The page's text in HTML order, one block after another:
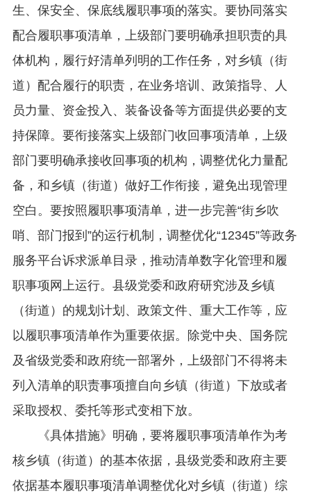
生、保安全、保底线履职事项的落实。要协同落实
配合履职事项清单，上级部门要明确承担职责的具
体机构，履行好清单列明的工作任务，对乡镇（街
道）配合履行的职责，在业务培训、政策指导、人
员力量、资金投入、装备设备等方面提供必要的支
持保障。要衔接落实上级部门收回事项清单，上级
部门要明确承接收回事项的机构，调整优化力量配
备，和乡镇（街道）做好工作衔接，避免出现管理
空白。要按照履职事项清单，进一步完善“街乡吹
哨、部门报到”的运行机制，调整优化“12345”等政务
服务平台诉求派单目录，推动清单数字化管理和履
职事项网上运行。县级党委和政府研究涉及乡镇
（街道）的规划计划、政策文件、重大工作等，应
以履职事项清单作为重要依据。除党中央、国务院
及省级党委和政府统一部署外，上级部门不得将未
列入清单的职责事项擅自向乡镇（街道）下放或者
采取授权、委托等形式变相下放。
《具体措施》明确，要将履职事项清单作为考
核乡镇（街道）的基本依据，县级党委和政府主要
依据基本履职事项清单调整优化对乡镇（街道）综